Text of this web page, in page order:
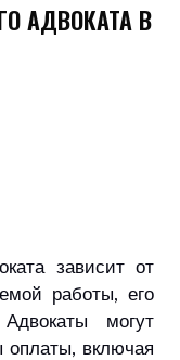
АДВОКАТА В
зависит от
работы, его
могут
оплаты, включая